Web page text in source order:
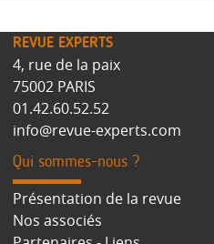
REVUE EXPERTS
4, rue de la paix
75002 PARIS
01.42.60.52.52
info@revue-experts.com
Qui sommes-nous ?
Présentation de la revue
Nos associés